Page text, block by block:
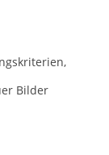
Bilder